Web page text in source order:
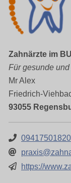
Zahnärzte im
Für gesunde
Mr Alex
Friedrich-
93055
09417501820
https://